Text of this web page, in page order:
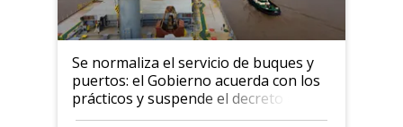
Se normaliza el servicio de buques y
puertos: el Gobierno acuerda con los
prácticos y suspende el decreto de
desregulación